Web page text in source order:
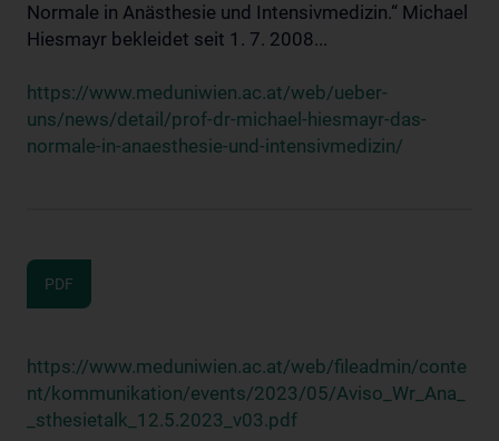
Normale in Anästhesie und Intensivmedizin.“ Michael
Hiesmayr bekleidet seit 1. 7. 2008...
https://www.meduniwien.ac.at/web/ueber-
uns/news/detail/prof-dr-michael-hiesmayr-das-
normale-in-anaesthesie-und-intensivmedizin/
PDF
https://www.meduniwien.ac.at/web/fileadmin/conte
nt/kommunikation/events/2023/05/Aviso_Wr_Ana_
_sthesietalk_12.5.2023_v03.pdf